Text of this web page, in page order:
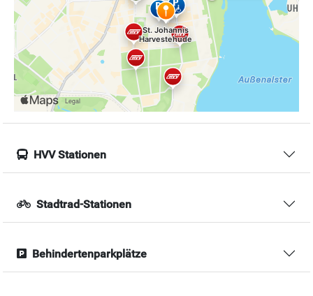
HVV Stationen
Stadtrad-Stationen
Behindertenparkplätze